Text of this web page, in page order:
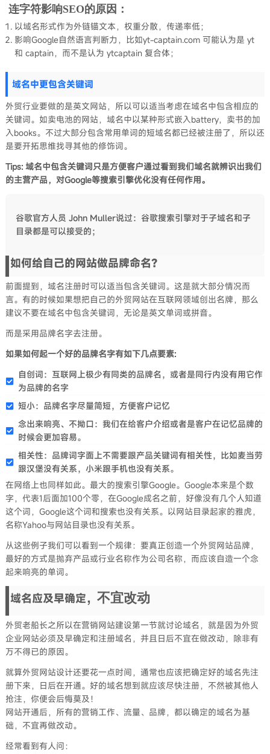
连字符影响SEO的原因：
以域名形式作为外链锚文本，权重分散，传递率低；
影响Google自然语言判断力，比如yt-captain.com 可能认为是 yt
和 captain，而不是认为 ytcaptain 复合体；
域名中更包含关键词
外贸行业要做的是英文网站，所以可以适当考虑在域名中包含相应的
关键词。如卖电池的网站，域名中以某种形式嵌入battery，卖书的加
入books。不过大部分包含常用单词的短域名都已经被注册了，所以还
是要开拓思维找寻其他的修饰词。
Tips: 域名中包含关键词只是方便客户通过看到我们域名就辨识出我们
的主营产品，对Google等搜索引擎优化没有任何作用。
谷歌官方人员 John Muller说过：谷歌搜索引擎对于子域名和子
目录都是可以接受的；
如何给自己的网站做品牌命名？
前面提到，域名注册时可以适当包含关键词。这是就大部分情况而
言。有的时候如果想把自己的外贸网站在互联网领域创出名牌，那么
建议不要在域名中包含关键词，无论是英文单词或拼音。
而是采用品牌名字去注册。
如果如何起一个好的品牌名字有如下几点要素:
自创词：互联网上极少有同类的品牌名，或者是同行内没有用它作
为品牌的名字
短小：品牌名字尽量简短，方便客户记忆
念出来响亮、不拗口：我们在给客户介绍或者是客户在记忆品牌的
时候会更加容易。
相关性：品牌词字面上不需要跟产品关键词有相关性，比如麦当劳
跟汉堡没有关系，小米跟手机也没有关系。
在网络上也同样如此。最大的搜索引擎Google。Google本来是个数
字，代表1后面加100个零，在Google成名之前，好像没有几个人知道
这个词，Google这个词和搜索也没有关系。以网站目录起家的雅虎，
名称Yahoo与网站目录也没有关系。
从这些例子我们可以看到一个规律：要真正创造一个外贸网站品牌，
最好的方式是抛弃产品或行业名称作为公司名称，而应该自造一个念
起来响亮的单词。
域名应及早确定， 不宜改动
外贸老船长之所以在营销网站建设第一节就讨论域名，就是因为外贸
企业网站必须及早确定和注册域名，并且日后不宜在做改动，除非有
万不得已的原因。
就算外贸网站设计还要花一点时间，通常也应该把确定好的域名先注
册下来，日后在开通。好的域名想到就应该尽快注册，不然被其他人
抢注，你便会后悔莫及！
网站开通后，所有的营销工作、流量、品牌，都以确定的域名为基
础，不宜再做改动。
经常看到有人问：